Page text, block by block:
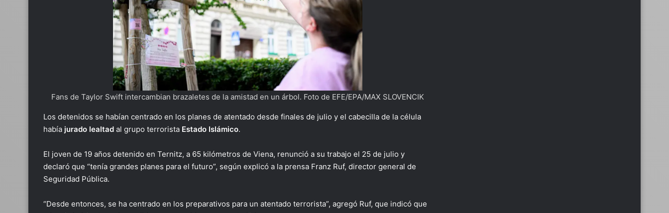
Fans de Taylor Swift intercambian brazaletes de la amistad en un árbol. Foto de EFE/EPA/MAX SLOVENCIK
Los detenidos se habían centrado en los planes de atentado desde finales de julio y el cabecilla de la célula
había jurado lealtad al grupo terrorista Estado Islámico.
El joven de 19 años detenido en Ternitz, a 65 kilómetros de Viena, renunció a su trabajo el 25 de julio y
declaró que “tenía grandes planes para el futuro”, según explicó a la prensa Franz Ruf, director general de
Seguridad Pública.
“Desde entonces, se ha centrado en los preparativos para un atentado terrorista”, agregó Ruf, que indicó que